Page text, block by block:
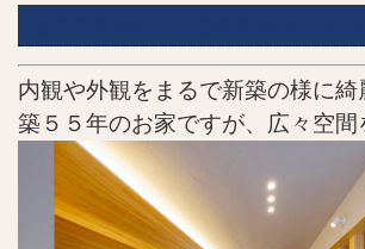
内観や外観をまるで新築の様に
築５５年のお家ですが、広々空